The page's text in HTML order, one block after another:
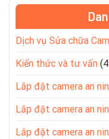
Dịch vụ Sửa chữa
Kiến thức và tư vấn
Lắp đặt camera an
Lắp đặt camera an
Lắp đặt camera an